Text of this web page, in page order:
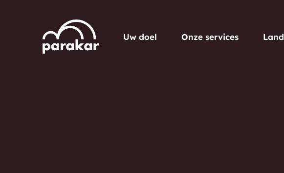
Uw doel Onze services